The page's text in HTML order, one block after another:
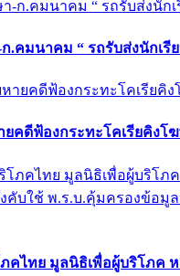
.คมนาคม “ รถรับส่งนักเรี
ยคดีฟ้องกระทะโคเรียคิง
คไทย มูลนิธิเพื่อผู้บริโภค